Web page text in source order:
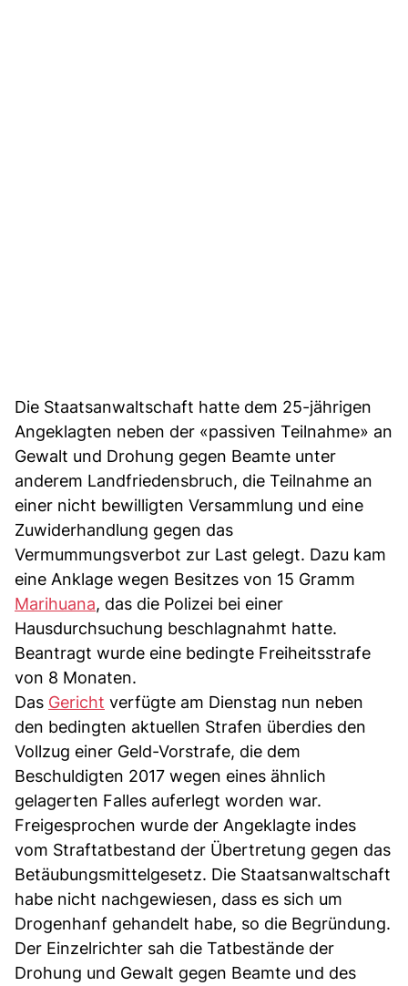
Die Staatsanwaltschaft hatte dem 25-jährigen
Angeklagten neben der «passiven Teilnahme» an
Gewalt und Drohung gegen Beamte unter
anderem Landfriedensbruch, die Teilnahme an
einer nicht bewilligten Versammlung und eine
Zuwiderhandlung gegen das
Vermummungsverbot zur Last gelegt. Dazu kam
eine Anklage wegen Besitzes von 15 Gramm
Marihuana, das die Polizei bei einer
Hausdurchsuchung beschlagnahmt hatte.
Beantragt wurde eine bedingte Freiheitsstrafe
von 8 Monaten.
Das Gericht verfügte am Dienstag nun neben
den bedingten aktuellen Strafen überdies den
Vollzug einer Geld-Vorstrafe, die dem
Beschuldigten 2017 wegen eines ähnlich
gelagerten Falles auferlegt worden war.
Freigesprochen wurde der Angeklagte indes
vom Straftatbestand der Übertretung gegen das
Betäubungsmittelgesetz. Die Staatsanwaltschaft
habe nicht nachgewiesen, dass es sich um
Drogenhanf gehandelt habe, so die Begründung.
Der Einzelrichter sah die Tatbestände der
Drohung und Gewalt gegen Beamte und des